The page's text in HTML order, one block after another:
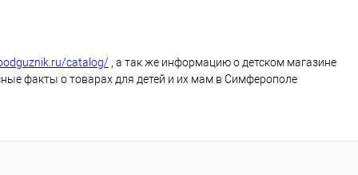
catalog/ , а так же информацию о детском магазине
факты о товарах для детей и их мам в Симферополе